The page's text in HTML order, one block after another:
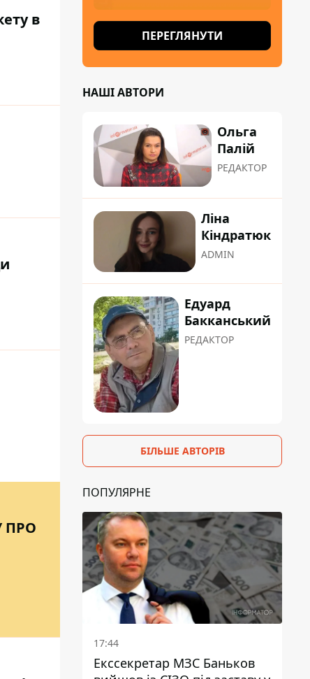
в
ПРО
ПЕРЕГЛЯНУТИ
НАШІ АВТОРИ
Ольга
Палій
РЕДАКТОР
Ліна
Кіндратюк
ADMIN
Едуард
Бакканський
РЕДАКТОР
БІЛЬШЕ АВТОРІВ
ПОПУЛЯРНЕ
17:44
Екссекретар МЗС Баньков